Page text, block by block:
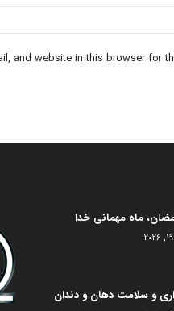
and website in this browser for
ماه مهمانی خدا
و سلامت دهان و دندان